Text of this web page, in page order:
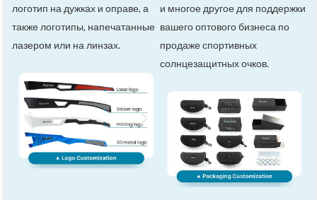
логотип на дужках и оправе, а
также логотипы, напечатанные
лазером или на линзах.
и многое другое для поддержки
вашего оптового бизнеса по
продаже спортивных
солнцезащитных очков.